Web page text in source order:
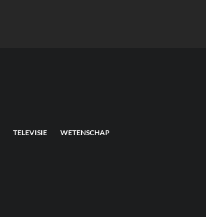
TELEVISIE WETENSCHAP